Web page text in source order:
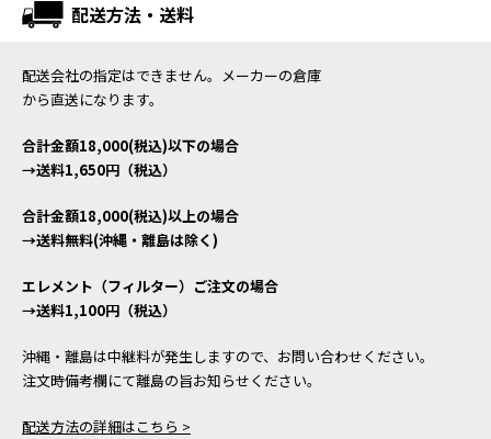
配送方法・送料
配送会社の指定はできません。メーカーの倉庫
から直送になります。
合計金額18,000(税込)以下の場合
→送料1,650円（税込）
合計金額18,000(税込)以上の場合
→送料無料(沖縄・離島は除く)
エレメント（フィルター）ご注文の場合
→送料1,100円（税込）
沖縄・離島は中継料が発生しますので、お問い合わせください。
注文時備考欄にて離島の旨お知らせください。
配送方法の詳細はこちら >